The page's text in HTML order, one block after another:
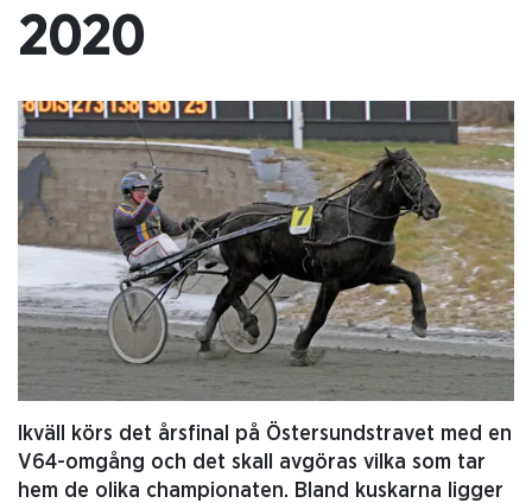
2020
Ikväll körs det årsfinal på Östersundstravet med en
V64-omgång och det skall avgöras vilka som tar
hem de olika championaten. Bland kuskarna ligger